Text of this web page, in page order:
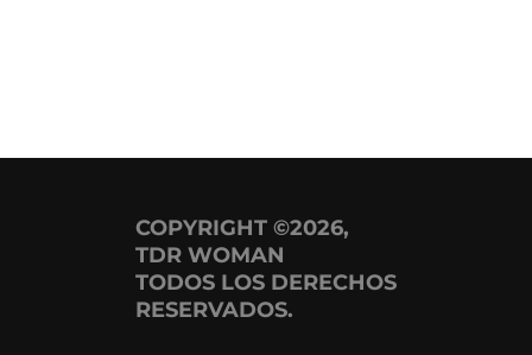
COPYRIGHT ©2026,
TDR WOMAN
TODOS LOS DERECHOS
RESERVADOS.